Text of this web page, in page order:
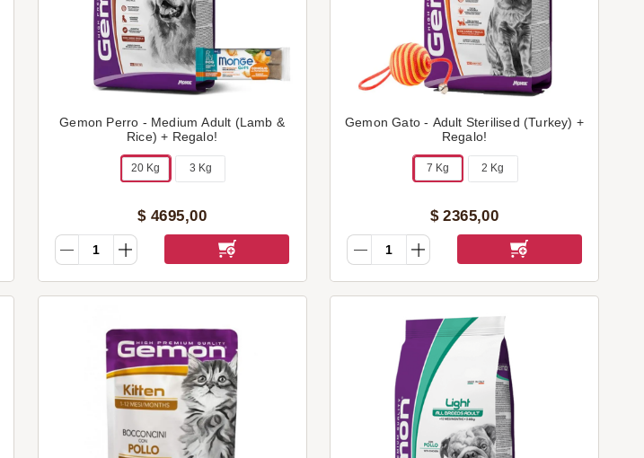
Gemon Perro - Medium Adult (Lamb &
Rice) + Regalo!
20 Kg 3 Kg
$ 4695,00
Gemon Gato - Adult Sterilised (Turkey) +
Regalo!
7 Kg 2 Kg
$ 2365,00